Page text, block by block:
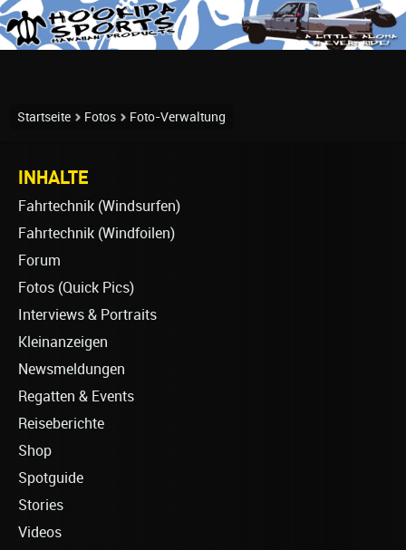
Startseite Fotos Foto-Verwaltung
INHALTE
Fahrtechnik (Windsurfen)
Fahrtechnik (Windfoilen)
Forum
Fotos (Quick Pics)
Interviews & Portraits
Kleinanzeigen
Newsmeldungen
Regatten & Events
Reiseberichte
Shop
Spotguide
Stories
Videos